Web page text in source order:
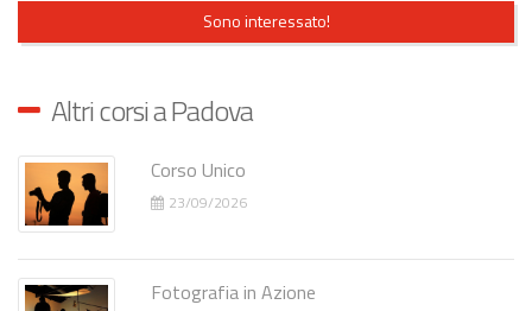
Sono interessato!
Altri corsi a Padova
Corso Unico
23/09/2026
Fotografia in Azione